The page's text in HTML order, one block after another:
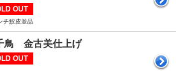
OUT
チ鮫皮並品
鳥 金古美仕上げ
OUT